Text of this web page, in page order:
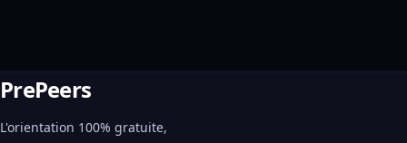
PrePeers
L'orientation 100% gratuite,